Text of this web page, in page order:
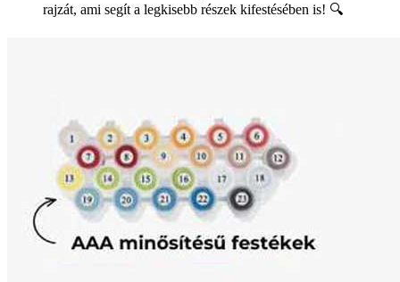
rajzát, ami segít a legkisebb részek kifestésében is! 🔍